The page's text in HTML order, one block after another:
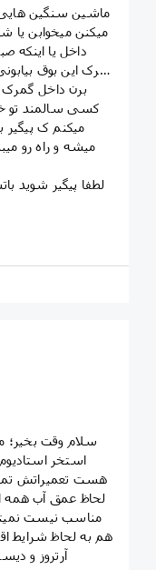
ماشین سنگین
میکنن میخوابن یا
گمرک این بوق
برن داخل گمرک
کسی سالمند تو
میکنم ک پیگیر
میشه و راه رو
لطفا پیگیر شوید
سلام وقت بخیر؛
استخر
هست تعمیراتش
لحاظ عمق آب همه
مناسب نیست
هم به لحاظ شرایط
آرتروز و